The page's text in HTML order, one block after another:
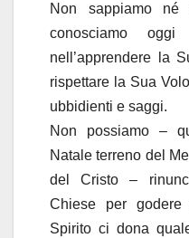
Non sappiamo
conosciamo
nell’apprendere la
rispettare la Sua
ubbidienti e saggi.
Non possiamo –
Natale terreno del
del Cristo –
Chiese per
Spirito ci dona